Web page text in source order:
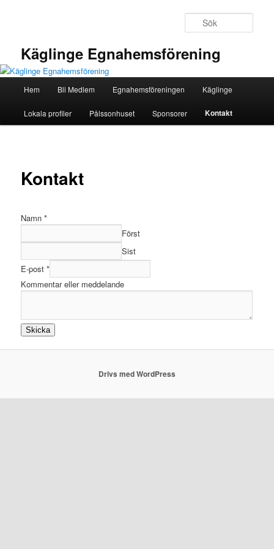
Käglinge Egnahemsförening
Hem Bli Medlem Egnahemsföreningen Käglinge
Lokala profiler Pålssonhuset Sponsorer Kontakt
Kontakt
Namn*
Först
Sist
Namn
eller
Kommentar
E-post*
Kommentar eller meddelande
Skicka
Drivs med WordPress